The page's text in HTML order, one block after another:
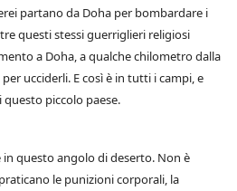
partano da Doha per bombardare i
questi stessi guerriglieri religiosi
a Doha, a qualche chilometro dalla
ucciderli. E così è in tutti i campi, e
piccolo paese.
in questo angolo di deserto. Non è
le punizioni corporali, la